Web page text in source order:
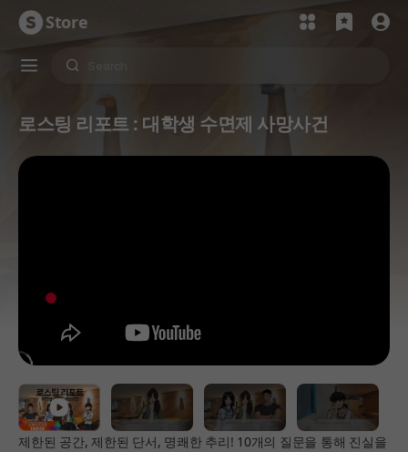
Store
로스팅 리포트 : 대학생 수면제 사망사건
제한된 공간, 제한된 단서, 명쾌한 추리! 10개의 질문을 통해 진실을